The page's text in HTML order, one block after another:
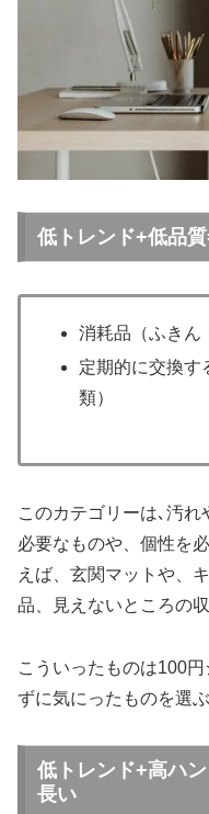
低トレンド+低品
消耗品（ふきん
定期的に交換す
類）
このカテゴリーは､汚
必要なものや、個性を
えば、玄関マットや、
品、見えないところの
こういったものは100
ずに気にったものを選
低トレンド+高ハ
長い